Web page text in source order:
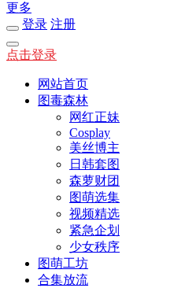
更多
登录 注册
点击登录
网站首页
图毒森林
网红正妹
Cosplay
美丝博主
日韩套图
森萝财团
图萌选集
视频精选
紧急企划
少女秩序
图萌工坊
合集放流